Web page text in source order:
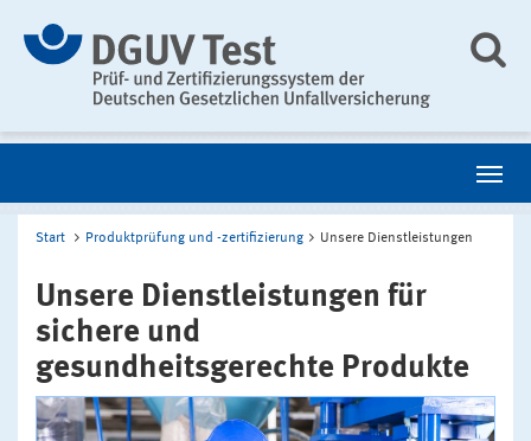
Start Produktprüfung und -zertifizierung Unsere Dienstleistungen
Unsere Dienstleistungen für
sichere und
gesundheitsgerechte Produkte